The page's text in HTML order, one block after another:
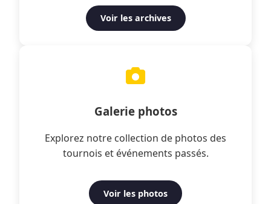
Voir les archives
Galerie photos
Explorez notre collection de photos des
tournois et événements passés.
Voir les photos